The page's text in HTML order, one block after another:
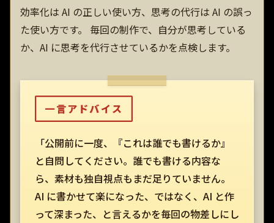
効率化は AI の正しい使い方、思考の代行は AI の誤っ
た使い方です。 毎回の制作で、自分が思考している
か、AI に思考を代行させているかを点検します。
一言アドバイス
「公開前に一度、『これは誰でも書けるか』
と自問してください。誰でも書ける内容な
ら、素材も独自視点もまだ足りていません。
AI に書かせて楽になった、ではなく、AI と作
って深まった、と言えるかを毎回の物差しにし